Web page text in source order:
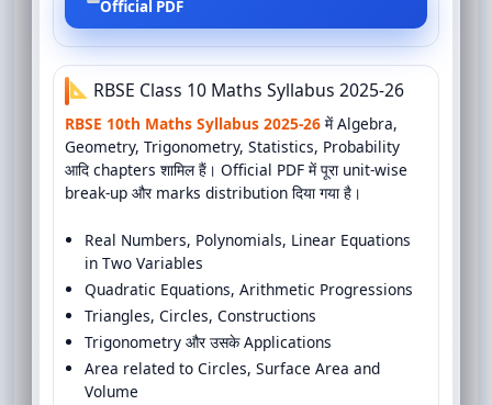
Official PDF
RBSE Class 10 Maths Syllabus 2025-26
RBSE 10th Maths Syllabus 2025-26में Algebra,
Geometry, Trigonometry, Statistics, Probability
आदि chapters शामिल हैं। Official PDF में पूरा unit-wise
break-up और marks distribution दिया गया है।
Real Numbers, Polynomials, Linear Equations
in Two Variables
Quadratic Equations, Arithmetic Progressions
Triangles, Circles, Constructions
Trigonometry और उसके Applications
Area related to Circles, Surface Area and
Volume